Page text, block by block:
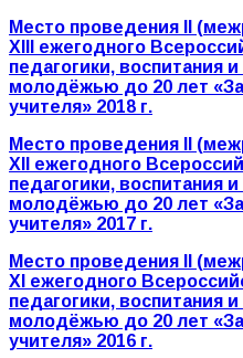
Место проведения
XII
ежегодного
педагогики, воспитания
молодёжью до 20 лет
учителя» 2018 г.
Место проведения
XII
ежегодного
педагогики, воспитания
молодёжью до 20 лет
учителя» 2017 г.
Место проведения
XI ежегодного
педагогики, воспитания
молодёжью до 20 лет
учителя» 2016 г.